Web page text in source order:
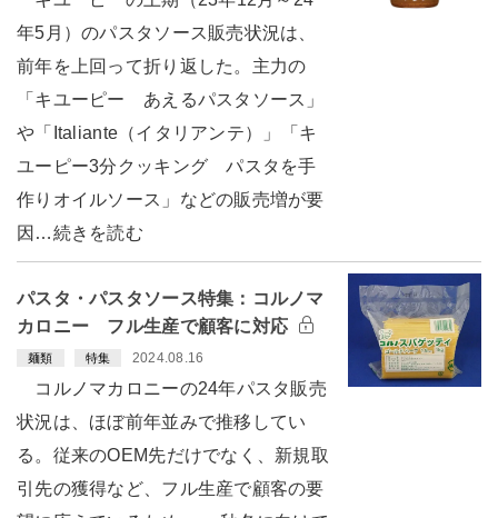
年5月）のパスタソース販売状況は、
前年を上回って折り返した。主力の
「キユーピー あえるパスタソース」
や「Italiante（イタリアンテ）」「キ
ユーピー3分クッキング パスタを手
作りオイルソース」などの販売増が要
因…続きを読む
パスタ・パスタソース特集：コルノマ
カロニー フル生産で顧客に対応
麺類 特集 2024.08.16
コルノマカロニーの24年パスタ販売
状況は、ほぼ前年並みで推移してい
る。従来のOEM先だけでなく、新規取
引先の獲得など、フル生産で顧客の要